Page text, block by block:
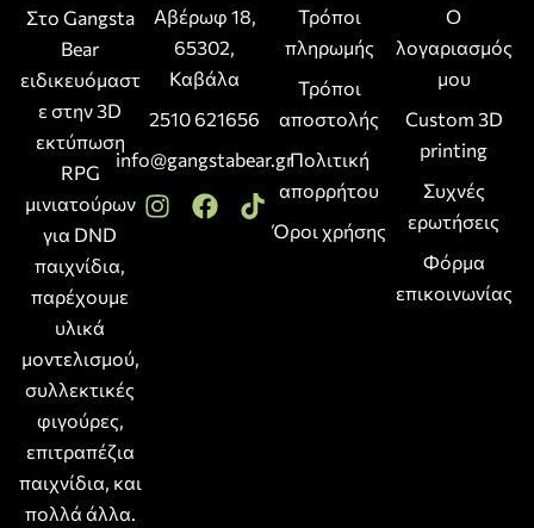
Στο Gangsta
Bear
ειδικευόμαστ
ε στην 3D
εκτύπωση
RPG
μινιατούρων
για DND
παιχνίδια,
παρέχουμε
υλικά
μοντελισμού,
συλλεκτικές
φιγούρες,
επιτραπέζια
παιχνίδια, και
πολλά άλλα.
Αβέρωφ 18,
65302,
Καβάλα
2510 621656
info@gangstabear.gr
Τρόποι
πληρωμής
Τρόποι
αποστολής
Πολιτική
απορρήτου
Όροι χρήσης
Ο
λογαριασμός
μου
Custom 3D
printing
Συχνές
ερωτήσεις
Φόρμα
επικοινωνίας